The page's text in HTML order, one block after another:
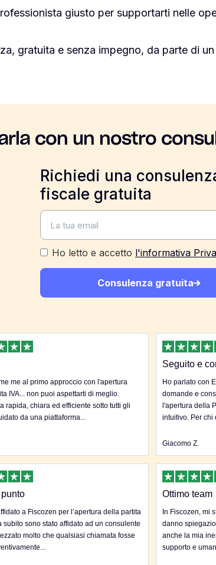
giusto per supportarti nelle
gratuita e senza impegno, da parte di
con un nostro
Richiedi una
fiscale gratuita
Ho letto e accetto l'informativa
Consulenza gratuita
me al primo approccio con l'apertura
IVA... non puoi aspettarti di meglio.
rapida, chiara ed efficiente sotto tutti gli
da una piattaforma...
Seguito e
Ho parlato con
domande e
l'apertura della
intuitivo. Per chi
Giacomo Z.
a Fiscozen per l’apertura della partita
subito sono stato affidato ad un consulente
molto che qualsiasi chiamata fosse
Ottimo team
In Fiscozen, mi
danno
anche la mia
supporto e